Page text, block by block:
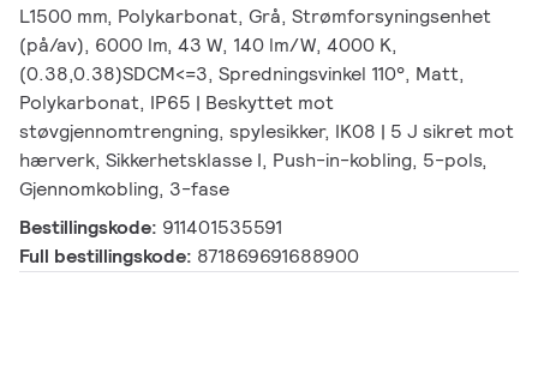
L1500 mm, Polykarbonat, Grå, Strømforsyningsenhet
(på/av), 6000 lm, 43 W, 140 lm/W, 4000 K,
(0.38,0.38)SDCM<=3, Spredningsvinkel 110°, Matt,
Polykarbonat, IP65 | Beskyttet mot
støvgjennomtrengning, spylesikker, IK08 | 5 J sikret mot
hærverk, Sikkerhetsklasse I, Push-in-kobling, 5-pols,
Gjennomkobling, 3-fase
Bestillingskode: 911401535591
Full bestillingskode: 871869691688900